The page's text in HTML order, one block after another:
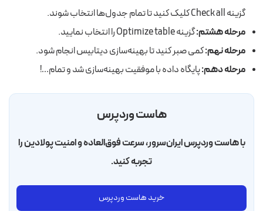
گزینه Check all کلیک کنید تا تمام جدول‌ها انتخاب شوند.
مرحله هشتم:گزینه Optimize table را انتخاب نمایید.
مرحله نهم:کمی صبر کنید تا بهینه‌سازی دیتابیس انجام شود.
مرحله دهم:پایگاه داده با موفقیت بهینه‌سازی شد و تمام…!
هاست وردپرس
با هاست وردپرس ایران‌سرور، سرعت فوق‌العاده و امنیت پولادین را
تجربه کنید.
خرید هاست وردپرس